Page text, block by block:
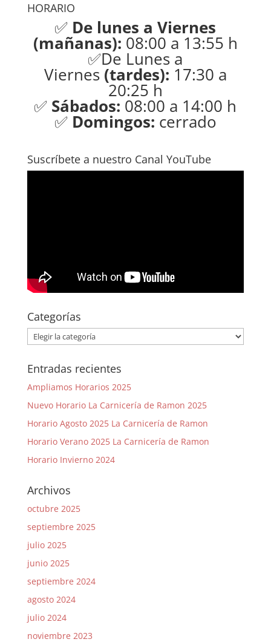
HORARIO
✅ De lunes a Viernes
(mañanas): 08:00 a 13:55 h
✅De Lunes a
Viernes(tardes): 17:30 a
20:25 h
✅ Sábados: 08:00 a 14:00 h
✅ Domingos: cerrado
Suscríbete a nuestro Canal YouTube
Categorías
Categorías
Entradas recientes
Ampliamos Horarios 2025
Nuevo Horario La Carnicería de Ramon 2025
Horario Agosto 2025 La Carnicería de Ramon
Horario Verano 2025 La Carnicería de Ramon
Horario Invierno 2024
Archivos
octubre 2025
septiembre 2025
julio 2025
junio 2025
septiembre 2024
agosto 2024
julio 2024
noviembre 2023